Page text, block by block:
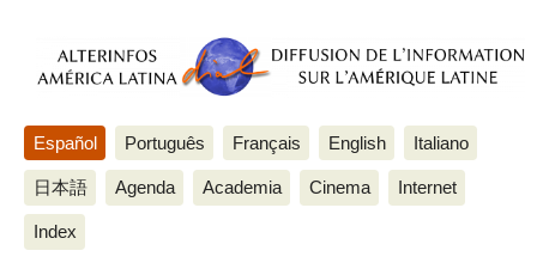
Español Português Français English Italiano
日本語 Agenda Academia Cinema Internet
Index